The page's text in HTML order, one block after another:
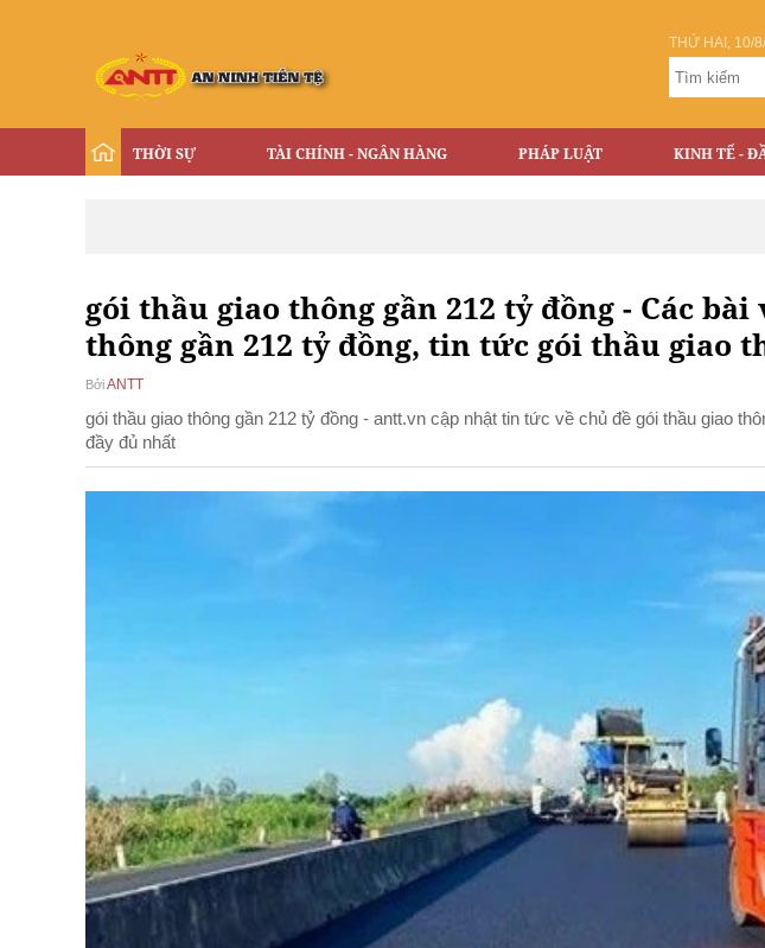
THỨ HAI, 10/
THỜI SỰ TÀI CHÍNH - NGÂN HÀNG PHÁP LUẬT KINH TẾ -
gói thầu giao thông gần 212 tỷ đồng - Các
thông gần 212 tỷ đồng, tin tức gói thầu giao
BởiANTT
gói thầu giao thông gần 212 tỷ đồng - antt.vn cập nhật tin tức về chủ đề gói thầu giao
đầy đủ nhất